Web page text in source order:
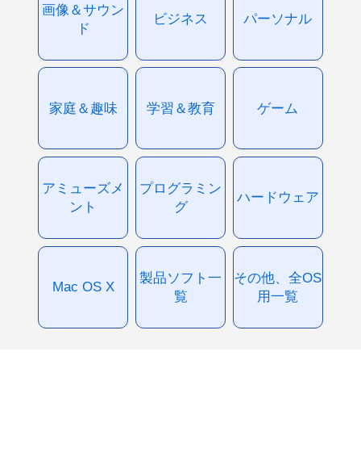
画像＆サウン
ド
ビジネス パーソナル
家庭＆趣味 学習＆教育 ゲーム
アミューズメ
ント
プログラミン
グ
ハードウェア
Mac OS X
製品ソフト一
覧
その他、全OS
用一覧